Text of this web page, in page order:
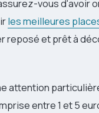
vous d'avoir
les meilleures
reposé et prêt à
attention
entre 1 et 5